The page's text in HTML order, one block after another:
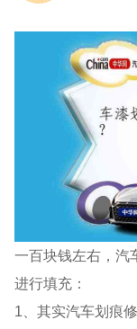
一百块钱左右，汽
进行填充：
1、其实汽车划痕